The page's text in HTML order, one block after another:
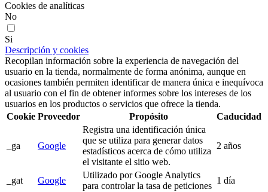
Cookies de analíticas
No
Si
Descripción y cookies
Recopilan información sobre la experiencia de navegación del
usuario en la tienda, normalmente de forma anónima, aunque en
ocasiones también permiten identificar de manera única e inequívoca
al usuario con el fin de obtener informes sobre los intereses de los
usuarios en los productos o servicios que ofrece la tienda.
Cookie Proveedor Propósito Caducidad
_ga Google
Registra una identificación única
que se utiliza para generar datos
estadísticos acerca de cómo utiliza
el visitante el sitio web.
2 años
_gat Google
Utilizado por Google Analytics
para controlar la tasa de peticiones
1 día